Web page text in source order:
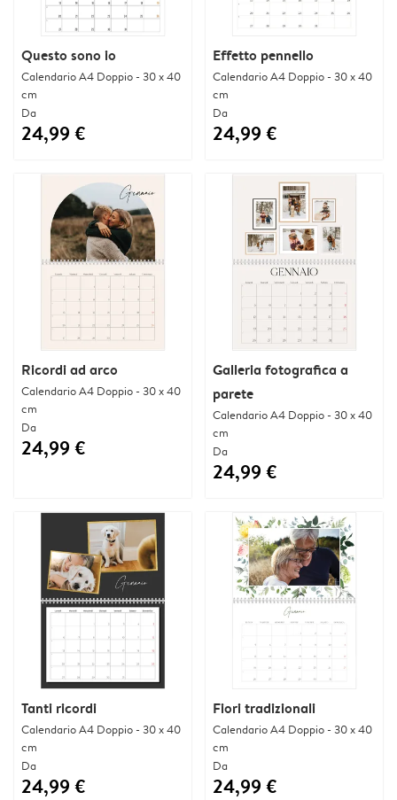
Questo sono io
Calendario A4 Doppio - 30 x 40
cm
Da
24,99 €
Effetto pennello
Calendario A4 Doppio - 30 x 40
cm
Da
24,99 €
Ricordi ad arco
Calendario A4 Doppio - 30 x 40
cm
Da
24,99 €
Galleria fotografica a
parete
Calendario A4 Doppio - 30 x 40
cm
Da
24,99 €
Tanti ricordi
Calendario A4 Doppio - 30 x 40
cm
Da
24,99 €
Fiori tradizionali
Calendario A4 Doppio - 30 x 40
cm
Da
24,99 €